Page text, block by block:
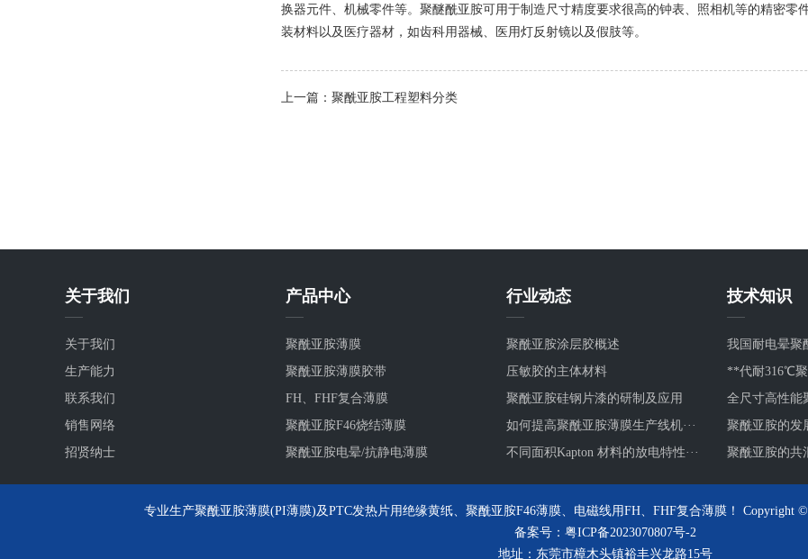
换器元件、机械零件等。聚醚酰亚胺可用于制造尺寸精度要求很高的钟表、照相机等的精密
装材料以及医疗器材，如齿科用器械、医用灯反射镜以及假肢等。
上一篇：聚酰亚胺工程塑料分类
关于我们
关于我们
生产能力
联系我们
销售网络
招贤纳士
产品中心
聚酰亚胺薄膜
聚酰亚胺薄膜胶带
FH、FHF复合薄膜
聚酰亚胺F46烧结薄膜
聚酰亚胺电晕/抗静电薄膜
行业动态
聚酰亚胺涂层胶概述
压敏胶的主体材料
聚酰亚胺硅钢片漆的研制及应用
如何提高聚酰亚胺薄膜生产线机···
不同面积Kapton 材料的放电特性···
技术知识
我国耐电晕聚
**代耐316℃聚
全尺寸高性能
聚酰亚胺的发
聚酰亚胺的共
专业生产聚酰亚胺薄膜(PI薄膜)及PTC发热片用绝缘黄纸、聚酰亚胺F46薄膜、电磁线用FH、FHF复合薄膜！ Copyright
备案号： 粤ICP备2023070807号-2
地址：东莞市樟木头镇裕丰兴龙路15号